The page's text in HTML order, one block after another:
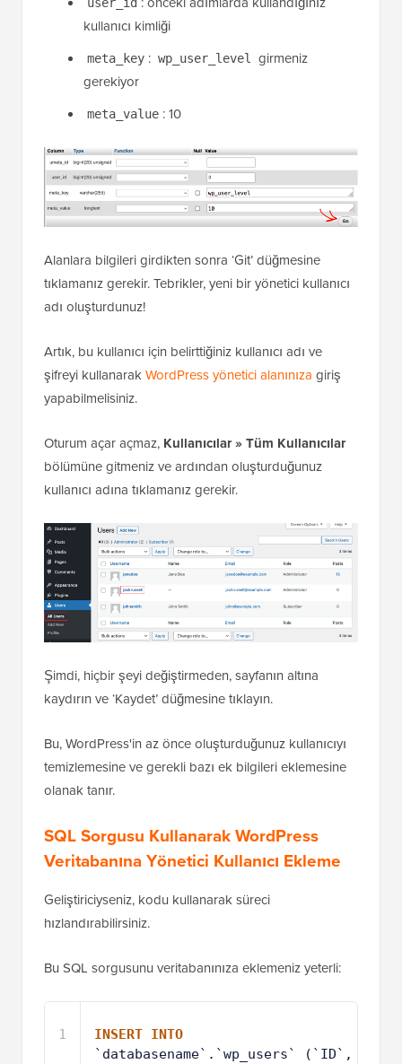
kullanıcı kimliği
meta_key : wp_user_level
girmeniz
gerekiyor
meta_value : 10
Alanlara bilgileri girdikten sonra ‘Git’ düğmesine
tıklamanız gerekir. Tebrikler, yeni bir yönetici kullanıcı
adı oluşturdunuz!
Artık, bu kullanıcı için belirttiğiniz kullanıcı adı ve
şifreyi kullanarakWordPress yönetici alanınıza giriş
yapabilmelisiniz.
Oturum açar açmaz, Kullanıcılar » Tüm Kullanıcılar
bölümüne gitmeniz ve ardından oluşturduğunuz
kullanıcı adına tıklamanız gerekir.
Şimdi, hiçbir şeyi değiştirmeden, sayfanın altına
kaydırın ve ‘Kaydet’ düğmesine tıklayın.
Bu, WordPress'in az önce oluşturduğunuz kullanıcıyı
temizlemesine ve gerekli bazı ek bilgileri eklemesine
olanak tanır.
SQL Sorgusu Kullanarak WordPress
Veritabanına Yönetici Kullanıcı Ekleme
Geliştiriciyseniz, kodu kullanarak süreci
hızlandırabilirsiniz.
Bu SQL sorgusunu veritabanınıza eklemeniz yeterli:
1 INSERT INTO
`databasename`.`wp_users` (`ID`,